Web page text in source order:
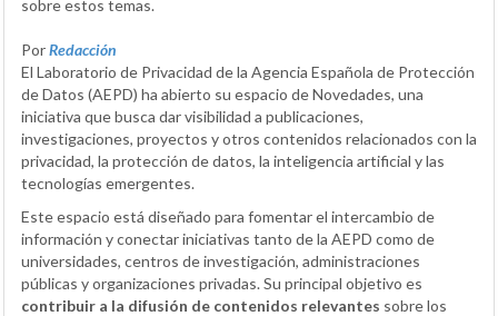
sobre estos temas.
PorRedacción
El Laboratorio de Privacidad de la Agencia Española de Protección
de Datos (AEPD) ha abierto su espacio de Novedades, una
iniciativa que busca dar visibilidad a publicaciones,
investigaciones, proyectos y otros contenidos relacionados con la
privacidad, la protección de datos, la inteligencia artificial y las
tecnologías emergentes.
Este espacio está diseñado para fomentar el intercambio de
información y conectar iniciativas tanto de la AEPD como de
universidades, centros de investigación, administraciones
públicas y organizaciones privadas. Su principal objetivo es
contribuir a la difusión de contenidos relevantes sobre los